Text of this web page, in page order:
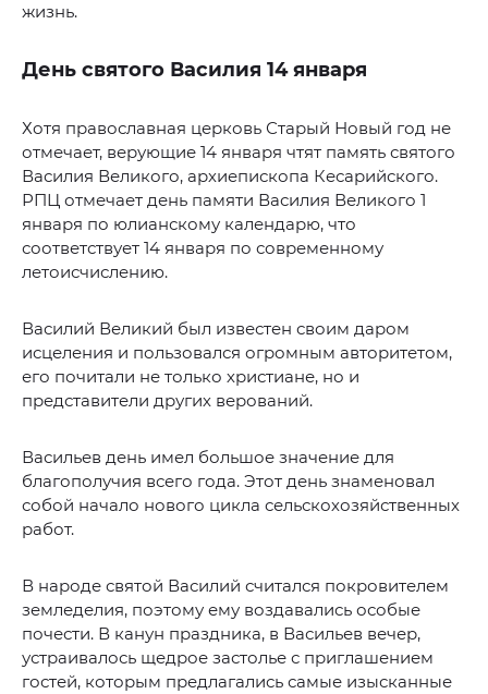
жизнь.
День святого Василия 14 января
Хотя православная церковь Старый Новый год не
отмечает, верующие 14 января чтят память святого
Василия Великого, архиепископа Кесарийского.
РПЦ отмечает день памяти Василия Великого 1
января по юлианскому календарю, что
соответствует 14 января по современному
летоисчислению.
Василий Великий был известен своим даром
исцеления и пользовался огромным авторитетом,
его почитали не только христиане, но и
представители других верований.
Васильев день имел большое значение для
благополучия всего года. Этот день знаменовал
собой начало нового цикла сельскохозяйственных
работ.
В народе святой Василий считался покровителем
земледелия, поэтому ему воздавались особые
почести. В канун праздника, в Васильев вечер,
устраивалось щедрое застолье с приглашением
гостей, которым предлагались самые изысканные